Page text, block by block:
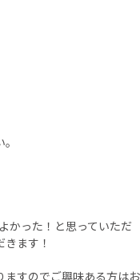
かった！と思っていただ
ます！
すのでご興味ある方はお